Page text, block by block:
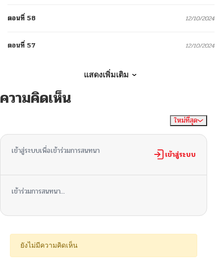
ตอนที่ 58 12/10/2024
ตอนที่ 57 12/10/2024
ตอนที่ 56
11/21/2024
ตอนที่ 54 12/10/2024
12/10/2024
ตอนที่ 52 12/10/2024
แสดงเพิ่มเติม
ความคิดเห็น
ใหม่ที่สุด
เข้าสู่ระบบเพื่อเข้าร่วมการสนทนา เข้าสู่ระบบ
เข้าร่วมการสนทนา...
ยังไม่มีความคิดเห็น